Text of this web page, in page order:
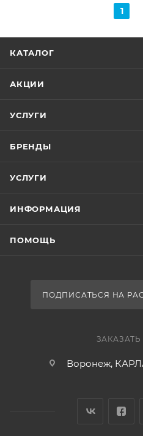
1
КАТАЛОГ
АКЦИИ
УСЛУГИ
БРЕНДЫ
УСЛУГИ
ИНФОРМАЦИЯ
ПОМОЩЬ
ПОДПИСАТЬСЯ НА
Воронеж,